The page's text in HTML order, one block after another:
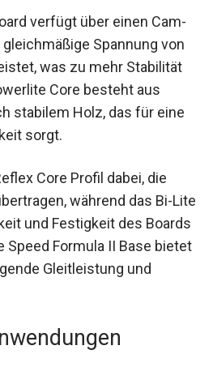
verfügt über einen
eine gleichmäßige
Tail gewährleistet, was zu
führt. Der Powerlite Core
dennoch stabilem
Core Profil dabei, die
während das Bi-
und Festigkeit des
Speed Formula II
hervorragende